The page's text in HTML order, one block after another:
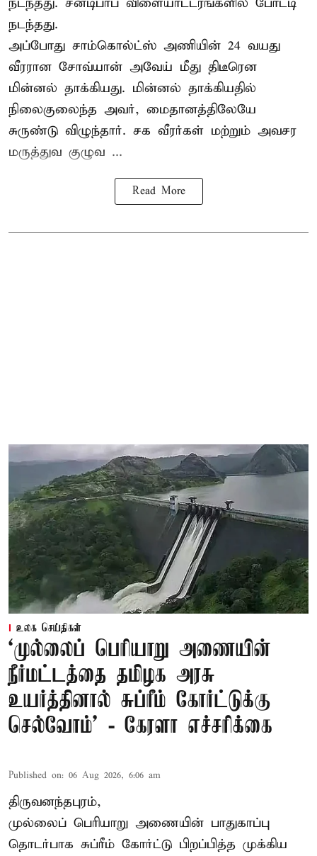
நடந்தது. சன்டிபாப் விளையாட்டரங்களில் போட்டி
நடந்தது.
அப்போது சாம்கொல்ட்ஸ் அணியின் 24 வயது
வீரரான சோவ்யான் அவேய் மீது திடீரென
மின்னல் தாக்கியது. மின்னல் தாக்கியதில்
நிலைகுலைந்த அவர், மைதானத்திலேயே
சுருண்டு விழுந்தார். சக வீரர்கள் மற்றும் அவசர
மருத்துவ குழுவ ...
Read More
உலக செய்திகள்
‘முல்லைப் பெரியாறு அணையின்
நீர்மட்டத்தை தமிழக அரசு
உயர்த்தினால் சுப்ரீம் கோர்ட்டுக்கு
செல்வோம்' - கேரளா எச்சரிக்கை
Published on: 06 Aug 2026, 6:06 am
திருவனந்தபுரம்,
முல்லைப் பெரியாறு அணையின் பாதுகாப்பு
தொடர்பாக சுப்ரீம் கோர்ட்டு பிறப்பித்த முக்கிய